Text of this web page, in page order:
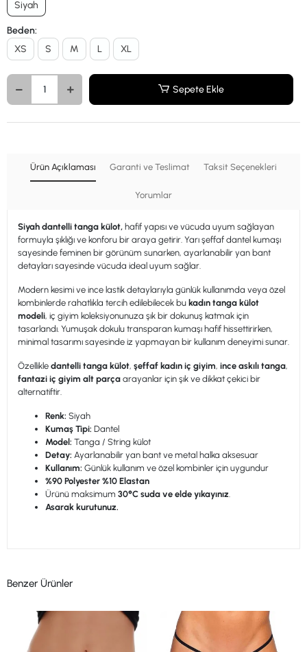
Siyah
Beden:
XS
S M L XL
Sepete Ekle
Ürün Açıklaması Garanti ve Teslimat Taksit Seçenekleri
Yorumlar
Siyah dantelli tanga külot, hafif yapısı ve vücuda uyum sağlayan
formuyla şıklığı ve konforu bir araya getirir. Yarı şeffaf dantel kumaşı
sayesinde feminen bir görünüm sunarken, ayarlanabilir yan bant
detayları sayesinde vücuda ideal uyum sağlar.
Modern kesimi ve ince lastik detaylarıyla günlük kullanımda veya özel
kombinlerde rahatlıkla tercih edilebilecek bu kadın tanga külot
modeli, iç giyim koleksiyonunuza şık bir dokunuş katmak için
tasarlandı. Yumuşak dokulu transparan kumaşı hafif hissettirirken,
minimal tasarımı sayesinde iz yapmayan bir kullanım deneyimi sunar.
Özellikle dantelli tanga külot, şeffaf kadın iç giyim, ince askılı tanga,
fantazi iç giyim alt parça arayanlar için şık ve dikkat çekici bir
alternatiftir.
Renk: Siyah
Kumaş Tipi: Dantel
Model: Tanga / String külot
Detay: Ayarlanabilir yan bant ve metal halka aksesuar
Kullanım: Günlük kullanım ve özel kombinler için uygundur
%90 Polyester %10 Elastan
Ürünü maksimum 30°C suda ve elde yıkayınız.
Asarak kurutunuz.
Benzer Ürünler